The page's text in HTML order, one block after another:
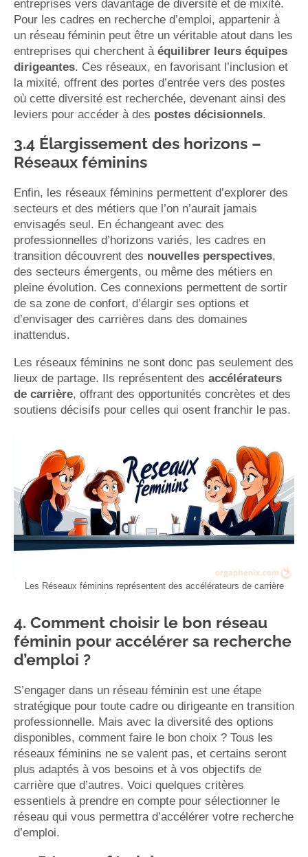
entreprises vers davantage de diversité et de mixité.
Pour les cadres en recherche d’emploi, appartenir à
un réseau féminin peut être un véritable atout dans les
entreprises qui cherchent à équilibrer leurs équipes
dirigeantes. Ces réseaux, en favorisant l’inclusion et
la mixité, offrent des portes d’entrée vers des postes
où cette diversité est recherchée, devenant ainsi des
leviers pour accéder à des postes décisionnels.
3.4 Élargissement des horizons –
Réseaux féminins
Enfin, les réseaux féminins permettent d’explorer des
secteurs et des métiers que l’on n’aurait jamais
envisagés seul. En échangeant avec des
professionnelles d’horizons variés, les cadres en
transition découvrent des nouvelles perspectives,
des secteurs émergents, ou même des métiers en
pleine évolution. Ces connexions permettent de sortir
de sa zone de confort, d’élargir ses options et
d’envisager des carrières dans des domaines
inattendus.
Les réseaux féminins ne sont donc pas seulement des
lieux de partage. Ils représentent des accélérateurs
de carrière, offrant des opportunités concrètes et des
soutiens décisifs pour celles qui osent franchir le pas.
Les Réseaux féminins représentent des accélérateurs de carrière
4. Comment choisir le bon réseau
féminin pour accélérer sa recherche
d’emploi ?
S’engager dans un réseau féminin est une étape
stratégique pour toute cadre ou dirigeante en transition
professionnelle. Mais avec la diversité des options
disponibles, comment faire le bon choix ? Tous les
réseaux féminins ne se valent pas, et certains seront
plus adaptés à vos besoins et à vos objectifs de
carrière que d’autres. Voici quelques critères
essentiels à prendre en compte pour sélectionner le
réseau qui vous permettra d’accélérer votre recherche
d’emploi.